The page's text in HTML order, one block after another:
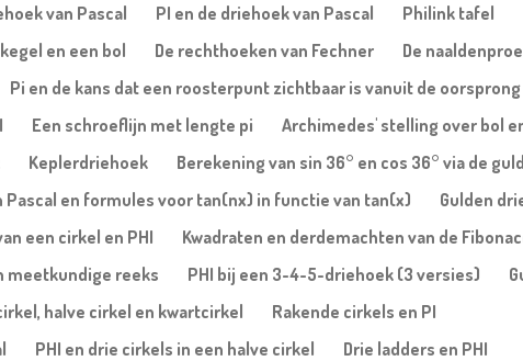
van Pascal PI en de driehoek van Pascal
Philink tafel
en een bol
De rechthoeken van Fechner
De
Pi en de kans dat een roosterpunt zichtbaar is vanuit de oorsprong
Een schroeflijn met lengte pi
Archimedes' stelling over bol
Keplerdriehoek
Berekening van sin 36° en cos 36° via de
Pascal en formules voor tan(nx) in functie van tan(x)
Gulden
een cirkel en PHI
Kwadraten en derdemachten van de
meetkundige reeks PHI bij een 3-4-5-driehoek (3 versies)
halve cirkel en kwartcirkel
Rakende cirkels en PI
PHI en drie cirkels in een halve cirkel
Drie ladders en PHI